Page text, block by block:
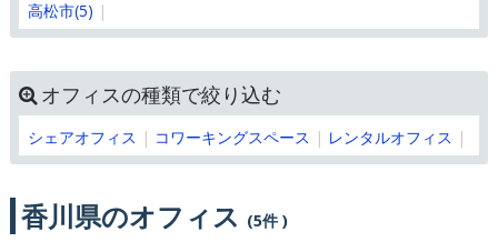
高松市(5)
オフィスの種類で絞り込む
シェアオフィス コワーキングスペース レンタルオフィス
香川県のオフィス (5件 )